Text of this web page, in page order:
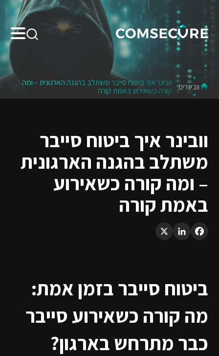
Search:
וובינרים
וובינר איך ביטוח סייבר משתלב בהגנה הארגונית – ומה
קורה כשאירוע באמת קורה
וובינר איך ביטוח סייבר
משתלב בהגנה הארגונית
– ומה קורה כשאירוע
באמת קורה
Facebook
LinkedIn
X
ביטוח סייבר בזמן אמת:
מה קורה כשאירוע סייבר
כבר מתרחש בארגון?